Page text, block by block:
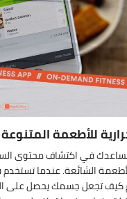
للأطعمة المتنوعة
في اكتشاف محتوى
الشائعة. عندما تستخدم
كيف تجعل جسمك يحصل على